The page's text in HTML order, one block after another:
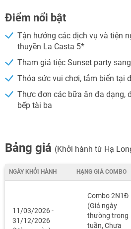
Điểm nổi bật
Tận hưởng các dịch vụ và tiện
thuyền La Casta 5*
Tham giá tiệc Sunset party
Thỏa sức vui chơi, tắm biển tại
Thực đơn các bữa ăn đa dạng,
bếp tài ba
Bảng giá (Khởi hành từ Hạ
NGÀY KHỞI HÀNH HẠNG GIÁ COMBO
11/03/2026 -
31/12/2026
Combo 2N1Đ
(Giá ngày
thường trong
tuần, Chưa